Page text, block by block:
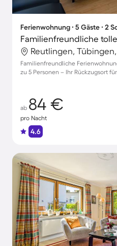
Ferienwohnung ∙ 5 Gäste ∙ 2
Reutlingen,
Familienfreundliche
zu 5 Personen – Ihr Rückzugsort
ab 84 €
pro Nacht
4.6